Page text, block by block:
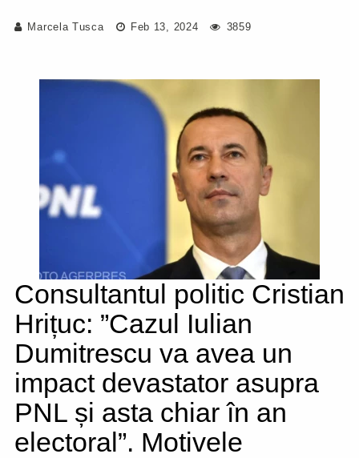
Marcela Tusca Feb 13, 2024 3859
Consultantul politic Cristian
Hrițuc: ”Cazul Iulian
Dumitrescu va avea un
impact devastator asupra
PNL și asta chiar în an
electoral”. Motivele